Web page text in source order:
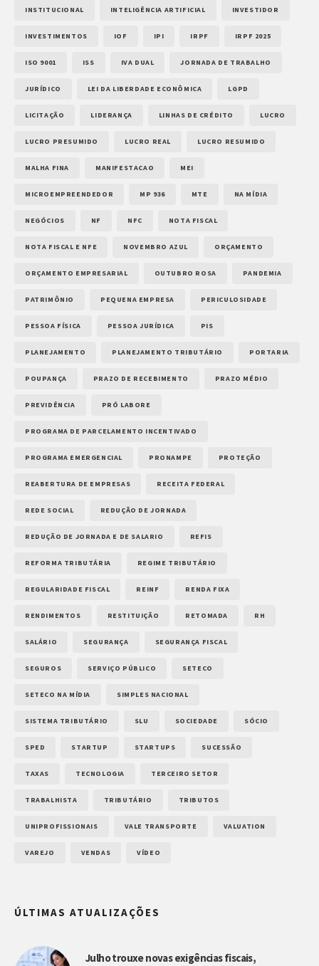
INSTITUCIONAL INTELIGÊNCIA ARTIFICIAL INVESTIDOR
INVESTIMENTOS IOF IPI IRPF IRPF 2025
ISO 9001 ISS IVA DUAL JORNADA DE TRABALHO
JURÍDICO LEI DA LIBERDADE ECONÔMICA LGPD
LICITAÇÃO LIDERANÇA LINHAS DE CRÉDITO LUCRO
LUCRO PRESUMIDO LUCRO REAL LUCRO RESUMIDO
MALHA FINA MANIFESTACAO MEI
MICROEMPREENDEDOR MP 936 MTE NA MÍDIA
NEGÓCIOS NF NFC NOTA FISCAL
NOTA FISCAL E NFE NOVEMBRO AZUL ORÇAMENTO
ORÇAMENTO EMPRESARIAL OUTUBRO ROSA PANDEMIA
PATRIMÔNIO PEQUENA EMPRESA PERICULOSIDADE
PESSOA FÍSICA PESSOA JURÍDICA PIS
PLANEJAMENTO PLANEJAMENTO TRIBUTÁRIO PORTARIA
POUPANÇA PRAZO DE RECEBIMENTO PRAZO MÉDIO
PREVIDÊNCIA PRÓ LABORE
PROGRAMA DE PARCELAMENTO INCENTIVADO
PROGRAMA EMERGENCIAL PRONAMPE PROTEÇÃO
REABERTURA DE EMPRESAS RECEITA FEDERAL
REDE SOCIAL REDUÇÃO DE JORNADA
REDUÇÃO DE JORNADA E DE SALARIO REFIS
REFORMA TRIBUTÁRIA REGIME TRIBUTÁRIO
REGULARIDADE FISCAL REINF RENDA FIXA
RENDIMENTOS RESTITUIÇÃO RETOMADA RH
SALÁRIO SEGURANÇA SEGURANÇA FISCAL
SEGUROS SERVIÇO PÚBLICO SETECO
SETECO NA MÍDIA SIMPLES NACIONAL
SISTEMA TRIBUTÁRIO SLU SOCIEDADE SÓCIO
SPED STARTUP STARTUPS SUCESSÃO
TAXAS TECNOLOGIA TERCEIRO SETOR
TRABALHISTA TRIBUTÁRIO TRIBUTOS
UNIPROFISSIONAIS VALE TRANSPORTE VALUATION
VAREJO VENDAS VÍDEO
ÚLTIMAS ATUALIZAÇÕES
Julho trouxe novas exigências fiscais,